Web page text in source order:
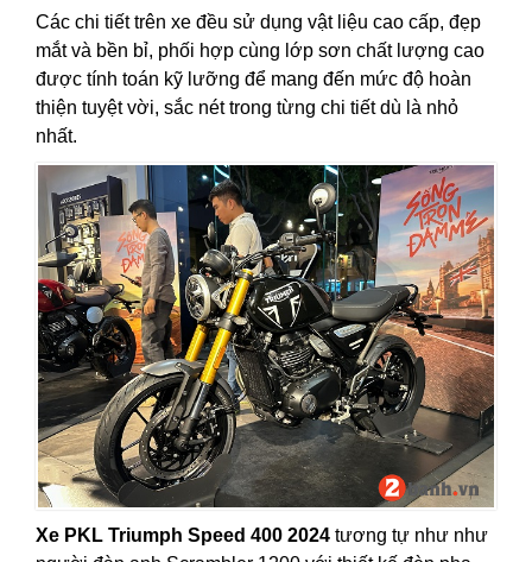
Các chi tiết trên xe đều sử dụng vật liệu cao cấp, đẹp
mắt và bền bỉ, phối hợp cùng lớp sơn chất lượng cao
được tính toán kỹ lưỡng để mang đến mức độ hoàn
thiện tuyệt vời, sắc nét trong từng chi tiết dù là nhỏ
nhất.
Xe PKL Triumph Speed 400 2024 tương tự như như